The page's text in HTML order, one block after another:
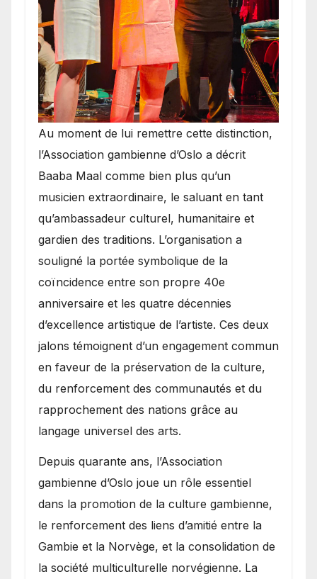
​Au moment de lui remettre cette distinction,
l’Association gambienne d’Oslo a décrit
Baaba Maal comme bien plus qu’un
musicien extraordinaire, le saluant en tant
qu’ambassadeur culturel, humanitaire et
gardien des traditions. L’organisation a
souligné la portée symbolique de la
coïncidence entre son propre 40e
anniversaire et les quatre décennies
d’excellence artistique de l’artiste. Ces deux
jalons témoignent d’un engagement commun
en faveur de la préservation de la culture,
du renforcement des communautés et du
rapprochement des nations grâce au
langage universel des arts.
​Depuis quarante ans, l’Association
gambienne d’Oslo joue un rôle essentiel
dans la promotion de la culture gambienne,
le renforcement des liens d’amitié entre la
Gambie et la Norvège, et la consolidation de
la société multiculturelle norvégienne. La